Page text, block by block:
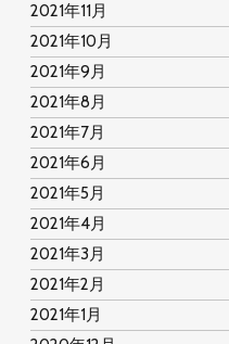
2021年11月
2021年10月
2021年9月
2021年8月
2021年7月
2021年6月
2021年5月
2021年4月
2021年3月
2021年2月
2021年1月